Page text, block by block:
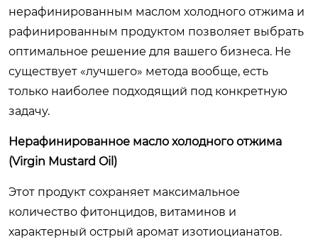
нерафинированным маслом холодного отжима и
рафинированным продуктом позволяет выбрать
оптимальное решение для вашего бизнеса. Не
существует «лучшего» метода вообще, есть
только наиболее подходящий под конкретную
задачу.
Нерафинированное масло холодного отжима
(Virgin Mustard Oil)
Этот продукт сохраняет максимальное
количество фитонцидов, витаминов и
характерный острый аромат изотиоцианатов.